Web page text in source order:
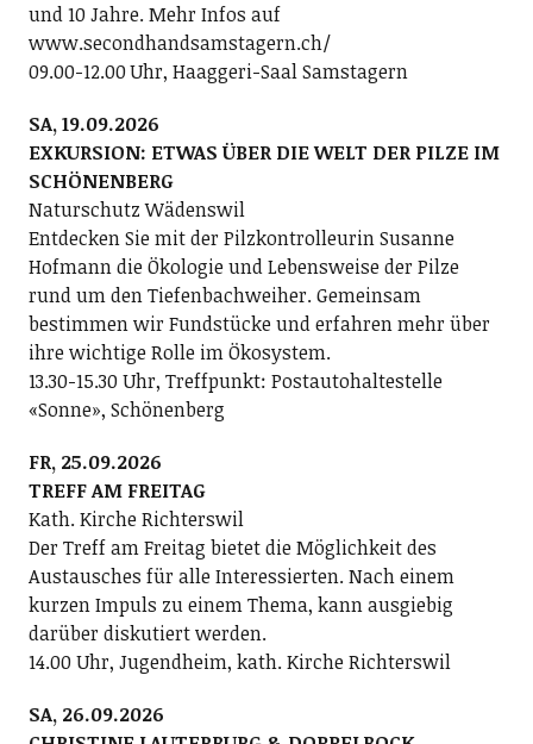
und 10 Jahre. Mehr Infos auf
www.secondhandsamstagern.ch/
09.00-12.00 Uhr, Haaggeri-Saal Samstagern
SA, 19.09.2026
EXKURSION: ETWAS ÜBER DIE WELT DER PILZE IM
SCHÖNENBERG
Naturschutz Wädenswil
Entdecken Sie mit der Pilzkontrolleurin Susanne
Hofmann die Ökologie und Lebensweise der Pilze
rund um den Tiefenbachweiher. Gemeinsam
bestimmen wir Fundstücke und erfahren mehr über
ihre wichtige Rolle im Ökosystem.
13.30-15.30 Uhr, Treffpunkt: Postautohaltestelle
«Sonne», Schönenberg
FR, 25.09.2026
TREFF AM FREITAG
Kath. Kirche Richterswil
Der Treff am Freitag bietet die Möglichkeit des
Austausches für alle Interessierten. Nach einem
kurzen Impuls zu einem Thema, kann ausgiebig
darüber diskutiert werden.
14.00 Uhr, Jugendheim, kath. Kirche Richterswil
SA, 26.09.2026